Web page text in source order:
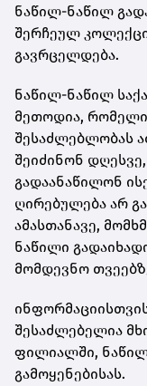
ნაწილ-ნაწილ
შერჩეულ
გავრცელდება.
ნაწილ-ნაწილ
მეთოდია,
შესაძლებლობას
შეიძინონ
გადაანაწილონ
ღირებულება არ
ამასთანავე,
ნაწილი
მომდევნო
შესაძლებელია
ფილიალში,
გამოყენებისას.